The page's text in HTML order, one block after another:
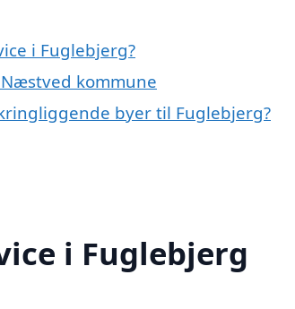
i Fuglebjerg?
kommune
byer til Fuglebjerg?
i Fuglebjerg